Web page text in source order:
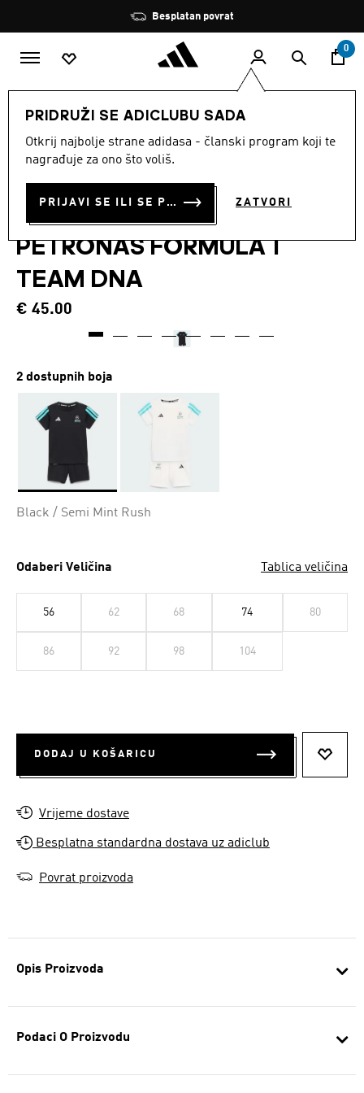
Zaustavi
rotaciju
Besplatan povrat
0
PRIDRUŽI SE ADICLUBU SADA
Otkrij najbolje strane adidasa - članski program koji te
nagrađuje za ono što voliš.
PRIJAVI SE ILI SE PRIDRUŽI SADA ZATVORI
Opis Proizvoda
Podaci O Proizvodu
Odjeća
TRENIRKA ZA BEBE S
KRATKIM RUKAVIMA
MERCEDES - AMG
PETRONAS FORMULA 1
TEAM DNA
€ 45.00
2 dostupnih boja
Black / Semi Mint Rush
Odaberi Veličina Tablica veličina
56 62 68 74 80
86 92 98 104
DODAJ U KOŠARICU
Vrijeme dostave
Besplatna standardna dostava uz adiclub
Povrat proizvoda